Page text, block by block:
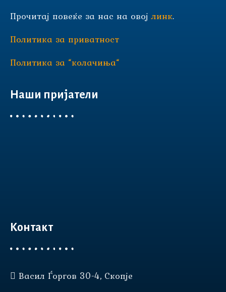
Прочитај повеќе за нас на овојлинк.
Политика за приватност
Политика за “колачиња“
Наши пријатели
Контакт
Васил Ѓоргов 30-4, Скопје